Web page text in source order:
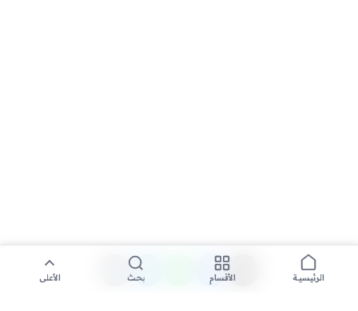
الرئيسية الأقسام بحث الأعلى